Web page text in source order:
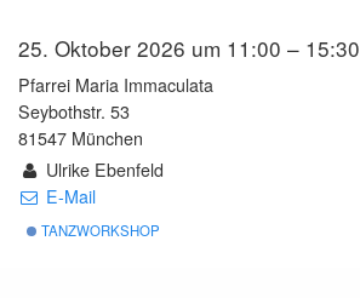
25. Oktober 2026 um 11:00 – 15:30
Pfarrei Maria Immaculata
Seybothstr. 53
81547 München
Ulrike Ebenfeld
E-Mail
TANZWORKSHOP